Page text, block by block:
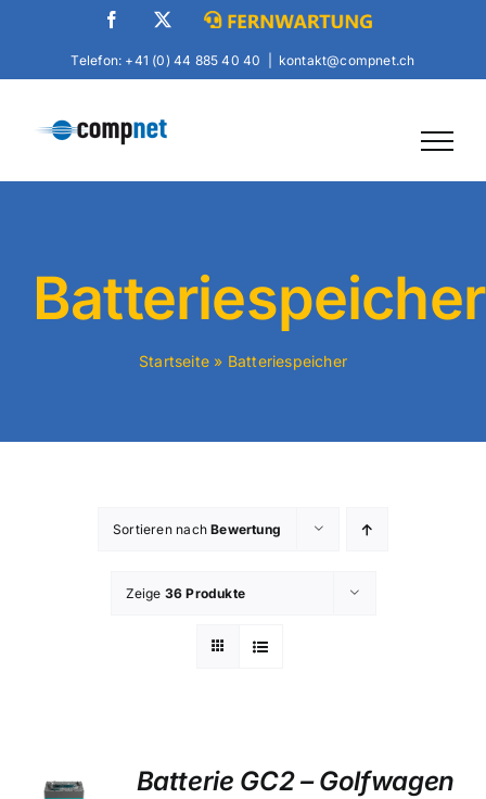
Facebook
X Fernwartung
Telefon: +41 (0) 44 885 40 40 kontakt@compnet.ch
Batteriespeicher
Startseite » Batteriespeicher
Sortieren nachBewertung
Zeige 36 Produkte
Batterie GC2 – Golfwagen